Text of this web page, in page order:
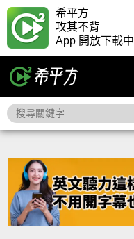
希平方
攻其不背
App 開放下載中